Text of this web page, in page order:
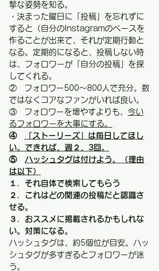
摯な姿勢を知る。
・ 決まった曜日に「投稿」を忘れずに
すると（自分のInstagramのペースを
作ることが出来て、それが定期行動と
なる。定期的になると、投稿しない時
は、フォロワーが「自分の投稿」を探
してくれる。
②   フォロワー500～800人で充分。数
ではなくコアなファンがいれば良い。
③   フォロワーを増やすよりも、 今い
るフォロワーを大事にする。
④
「ストーリーズ」は毎日してほし
い。できれば、週２、3回。
⑤ ハッシュタグは付けよう。（理由
は以下）
１．それ自体で検索してもらう
２．これはどの関連の投稿だと認識さ
せる。
３．おススメに掲載されるかもしれな
い。対策になる。
ハッシュタグは、約5個位が目安。ハッ
シュタグが多すぎるとフォロワーが迷
う。